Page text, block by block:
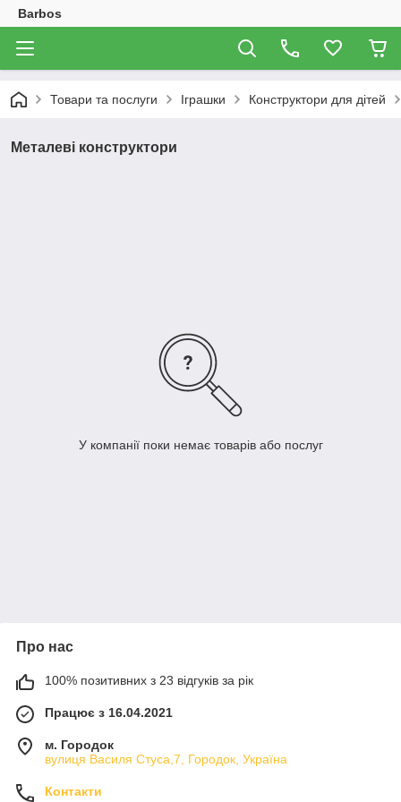
Barbos
Товари та послуги Іграшки Конструктори для дітей
Металеві конструктори
У компанії поки немає товарів або послуг
Про нас
100% позитивних з 23 відгуків за рік
Працює з 16.04.2021
м. Городок
вулиця Василя Стуса,7, Городок, Україна
Контакти